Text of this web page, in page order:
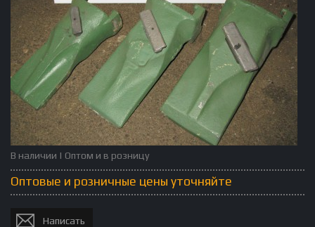
В наличии | Оптом и в розницу
Оптовые и розничные цены уточняйте
Написать